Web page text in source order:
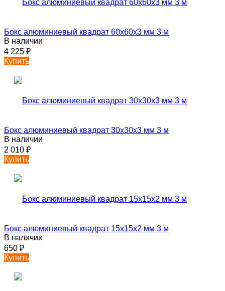
Бокс алюминиевый квадрат 60х60х3 мм 3 м
В наличии
4 225 ₽
Купить
Бокс алюминиевый квадрат 30х30х3 мм 3 м
В наличии
2 010 ₽
Купить
Бокс алюминиевый квадрат 15х15х2 мм 3 м
В наличии
650 ₽
Купить